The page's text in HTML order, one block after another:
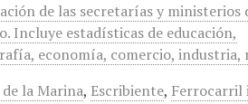
de las secretarías y ministerios
Incluye estadísticas de educación,
economía, comercio,
la Marina, Escribiente, Ferrocarril